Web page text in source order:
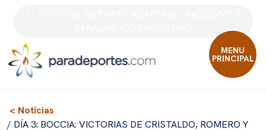
MENU
PRINCIPAL
< Noticias
/ DÍA 3: BOCCIA: VICTORIAS DE CRISTALDO, ROMERO Y